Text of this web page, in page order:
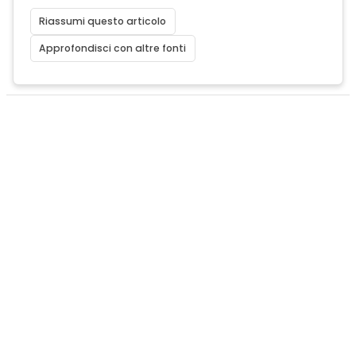
Riassumi questo articolo
Approfondisci con altre fonti